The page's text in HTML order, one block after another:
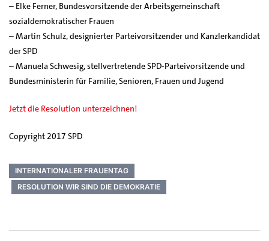
– Elke Ferner, Bundesvorsitzende der Arbeitsgemeinschaft
sozialdemokratischer Frauen
– Martin Schulz, designierter Parteivorsitzender und Kanzlerkandidat
der SPD
– Manuela Schwesig, stellvertretende SPD-Parteivorsitzende und
Bundesministerin für Familie, Senioren, Frauen und Jugend
Jetzt die Resolution unterzeichnen!
Copyright 2017 SPD
INTERNATIONALER FRAUENTAG
RESOLUTION WIR SIND DIE DEMOKRATIE